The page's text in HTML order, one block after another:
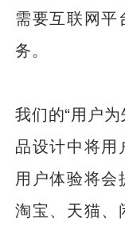
需要互联网平
务。
我们的“用户
品设计中将用
用户体验将
淘宝、天猫、